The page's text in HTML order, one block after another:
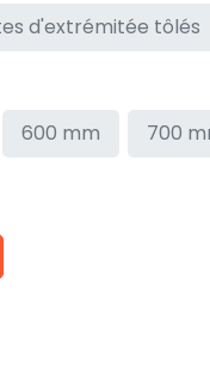
d'extrémitée tôlés
600 mm
700